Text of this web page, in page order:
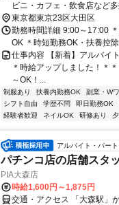
ビニ・カフェ・飲食店など
東京都東京23区大田区
勤務時間詳細 9:00～17:00
OK ＊時短勤務OK・扶養控
仕事内容 【新着】アルバイ
＊時給アップしました！＊
～OK！...
制服あり 扶養内勤務OK 副業・W
シフト自由
学歴不問 即日勤務OK
経験者歓迎
ネイルOK 研修あり
アルバイト・パート
パチンコ店の店舗スタ
PIA大森店
時給1,600円～1,875円
交通・アクセス 「大森駅」